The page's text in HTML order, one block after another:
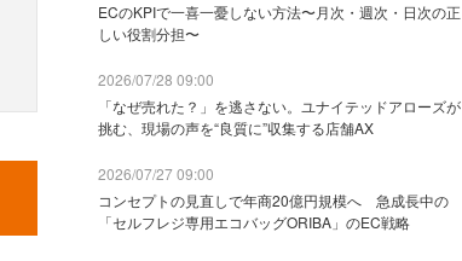
ECのKPIで一喜一憂しない方法〜月次・週次・日次の正
しい役割分担〜
2026/07/28 09:00
「なぜ売れた？」を逃さない。ユナイテッドアローズが
挑む、現場の声を“良質に”収集する店舗AX
2026/07/27 09:00
コンセプトの見直しで年商20億円規模へ 急成長中の
「セルフレジ専用エコバッグORIBA」のEC戦略